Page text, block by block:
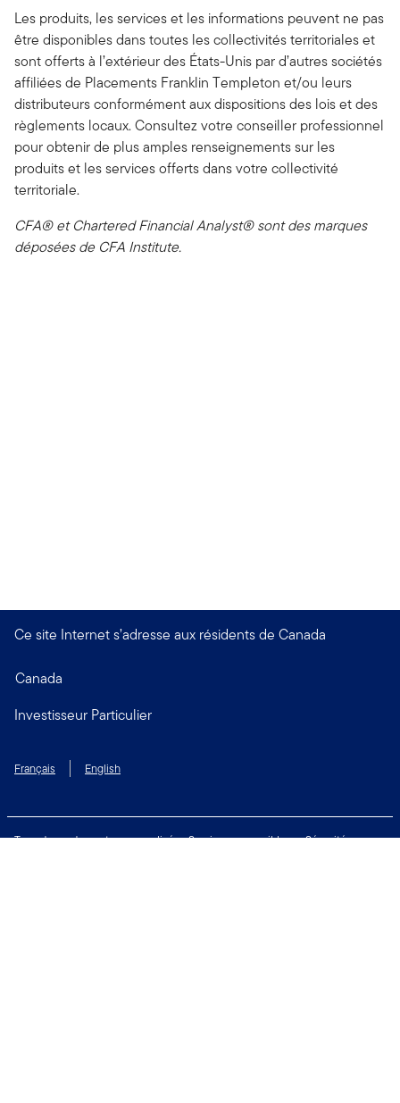
Les produits, les services et les informations peuvent ne pas
être disponibles dans toutes les collectivités territoriales et
sont offerts à l’extérieur des États-Unis par d’autres sociétés
affiliées de Placements Franklin Templeton et/ou leurs
distributeurs conformément aux dispositions des lois et des
règlements locaux. Consultez votre conseiller professionnel
pour obtenir de plus amples renseignements sur les
produits et les services offerts dans votre collectivité
territoriale.
CFA® et Chartered Financial Analyst® sont des marques
déposées de CFA Institute.
Ce site Internet s’adresse aux résidents de Canada
Canada
Investisseur Particulier
Français English
Taux de rendement personnalisé Services accessibles
Sécurité